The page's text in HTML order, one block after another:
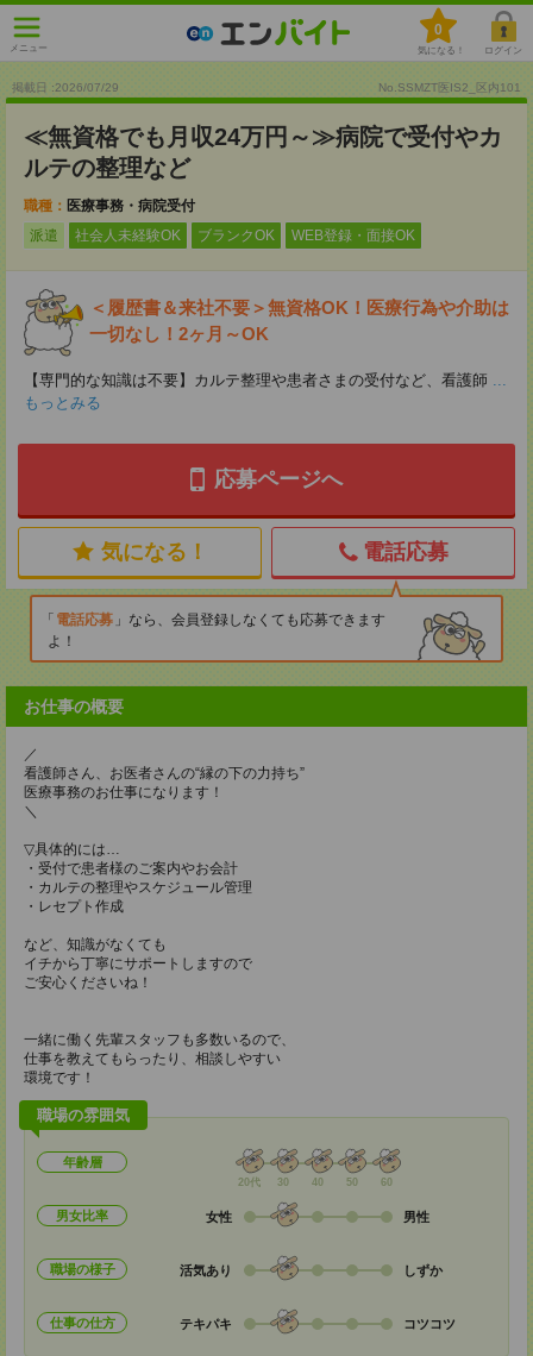
メニュー
0
気になる！ ログイン
掲載日 :2026/07/29 No.SSMZT医IS2_区内101
≪無資格でも月収24万円～≫病院で受付やカ
ルテの整理など
職種： 医療事務・病院受付
派遣
社会人未経験OK ブランクOK WEB登録・面接OK
＜履歴書＆来社不要＞無資格OK！医療行為や介助は
一切なし！2ヶ月～OK
【専門的な知識は不要】カルテ整理や患者さまの受付など、看護師 ...
もっとみる
応募ページへ
気になる！ 電話応募
電話応募
なら、会員登録しなくても応募できます
よ！
お仕事の概要
／
看護師さん、お医者さんの“縁の下の力持ち”
医療事務のお仕事になります！
＼
▽具体的には…
・受付で患者様のご案内やお会計
・カルテの整理やスケジュール管理
・レセプト作成
など、知識がなくても
イチから丁寧にサポートしますので
ご安心くださいね！
一緒に働く先輩スタッフも多数いるので、
仕事を教えてもらったり、相談しやすい
環境です！
職場の雰囲気
年齢層
20代 30 40 50 60
男女比率 女性 男性
職場の様子 活気あり しずか
仕事の仕方 テキパキ コツコツ